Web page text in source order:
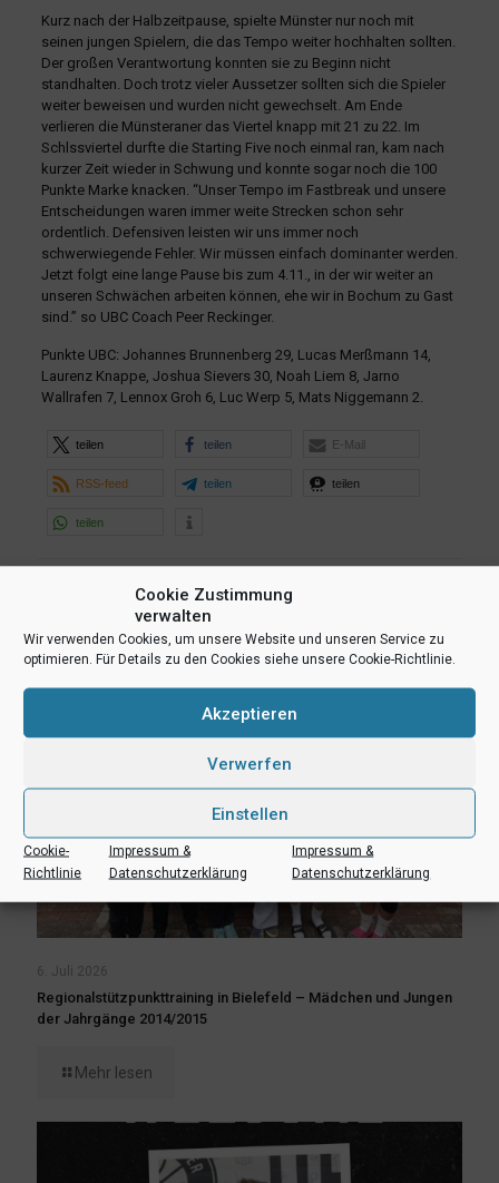
Cookie Zustimmung
verwalten
Wir verwenden Cookies, um unsere Website und unseren Service zu
optimieren. Für Details zu den Cookies siehe unsere Cookie-Richtlinie.
Akzeptieren
Verwerfen
Einstellen
Cookie-
Richtlinie
Impressum &
Datenschutzerklärung
Impressum &
Datenschutzerklärung
Kurz nach der Halbzeitpause, spielte Münster nur noch mit
seinen jungen Spielern, die das Tempo weiter hochhalten sollten.
Der großen Verantwortung konnten sie zu Beginn nicht
standhalten. Doch trotz vieler Aussetzer sollten sich die Spieler
weiter beweisen und wurden nicht gewechselt. Am Ende
verlieren die Münsteraner das Viertel knapp mit 21 zu 22. Im
Schlssviertel durfte die Starting Five noch einmal ran, kam nach
kurzer Zeit wieder in Schwung und konnte sogar noch die 100
Punkte Marke knacken. “Unser Tempo im Fastbreak und unsere
Entscheidungen waren immer weite Strecken schon sehr
ordentlich. Defensiven leisten wir uns immer noch
schwerwiegende Fehler. Wir müssen einfach dominanter werden.
Jetzt folgt eine lange Pause bis zum 4.11., in der wir weiter an
unseren Schwächen arbeiten können, ehe wir in Bochum zu Gast
sind.” so UBC Coach Peer Reckinger.
Punkte UBC: Johannes Brunnenberg 29, Lucas Merßmann 14,
Laurenz Knappe, Joshua Sievers 30, Noah Liem 8, Jarno
Wallrafen 7, Lennox Groh 6, Luc Werp 5, Mats Niggemann 2.
teilen teilen E-Mail
RSS-feed teilen teilen
teilen
Ähnliche Beiträge
6. Juli 2026
Regionalstützpunkttraining in Bielefeld – Mädchen und Jungen
der Jahrgänge 2014/2015
Mehr lesen